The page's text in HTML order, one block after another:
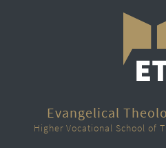
Evangelical
Higher Vocational School of